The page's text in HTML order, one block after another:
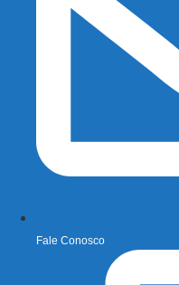
Fale Conosco